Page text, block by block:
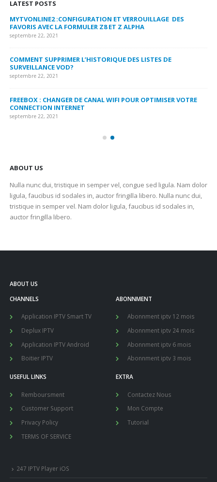
LATEST POSTS
MYTVONLINE2 :CONFIGURATION ET VERROUILLAGE DES
FAVORIS AVEC LA FORMULER Z8 ET Z ALPHA
septembre 22, 2021
COMMENT SUPPRIMER L’HISTORIQUE DES LISTES DE
SURVEILLANCE VOD?
septembre 22, 2021
FREEBOX : CHANGER DE CANAL WIFI POUR OPTIMISER VOTRE
CONNECTION INTERNET
septembre 22, 2021
ABOUT US
Nulla nunc dui, tristique in semper vel, congue sed ligula. Nam dolor
ligula, faucibus id sodales in, auctor fringilla libero. Nulla nunc dui,
tristique in semper vel. Nam dolor ligula, faucibus id sodales in,
auctor fringilla libero.
ABOUT US
CHANNELS
Application IPTV Smart TV
Deplux IPTV
Application IPTV Android
Boitier IPTV
ABONNMENT
Abonnment iptv 12 mois
Abonnment iptv 24 mois
Abonnment iptv 6 mois
Abonnment iptv 3 mois
USEFUL LINKS
Remboursment
Customer Support
Privacy Policy
TERMS OF SERVICE
EXTRA
Contactez Nous
Mon Compte
Tutorial
247 IPTV Player iOS